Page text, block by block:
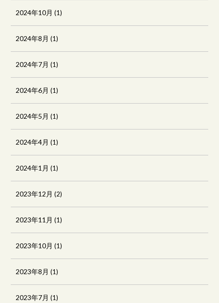
2024年10月 (1)
2024年8月 (1)
2024年7月 (1)
2024年6月 (1)
2024年5月 (1)
2024年4月 (1)
2024年1月 (1)
2023年12月 (2)
2023年11月 (1)
2023年10月 (1)
2023年8月 (1)
2023年7月 (1)